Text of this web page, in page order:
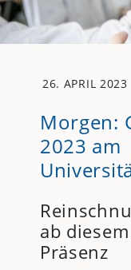
26. APRIL 2023
Morgen:
2023 am
ab
Präsenz